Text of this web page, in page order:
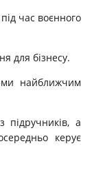
час воєнного
для бізнесу.
найближчим
а
керує